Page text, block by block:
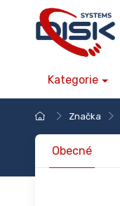
Kategorie
Značka
Obecné